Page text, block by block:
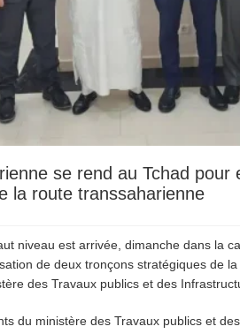
se rend au Tchad
la route transsaharienne
niveau est arrivée, dimanche dans la
de deux tronçons stratégiques de
des Travaux publics et des
du ministère des Travaux publics et